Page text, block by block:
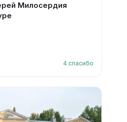
Милосердия
4 спасибо